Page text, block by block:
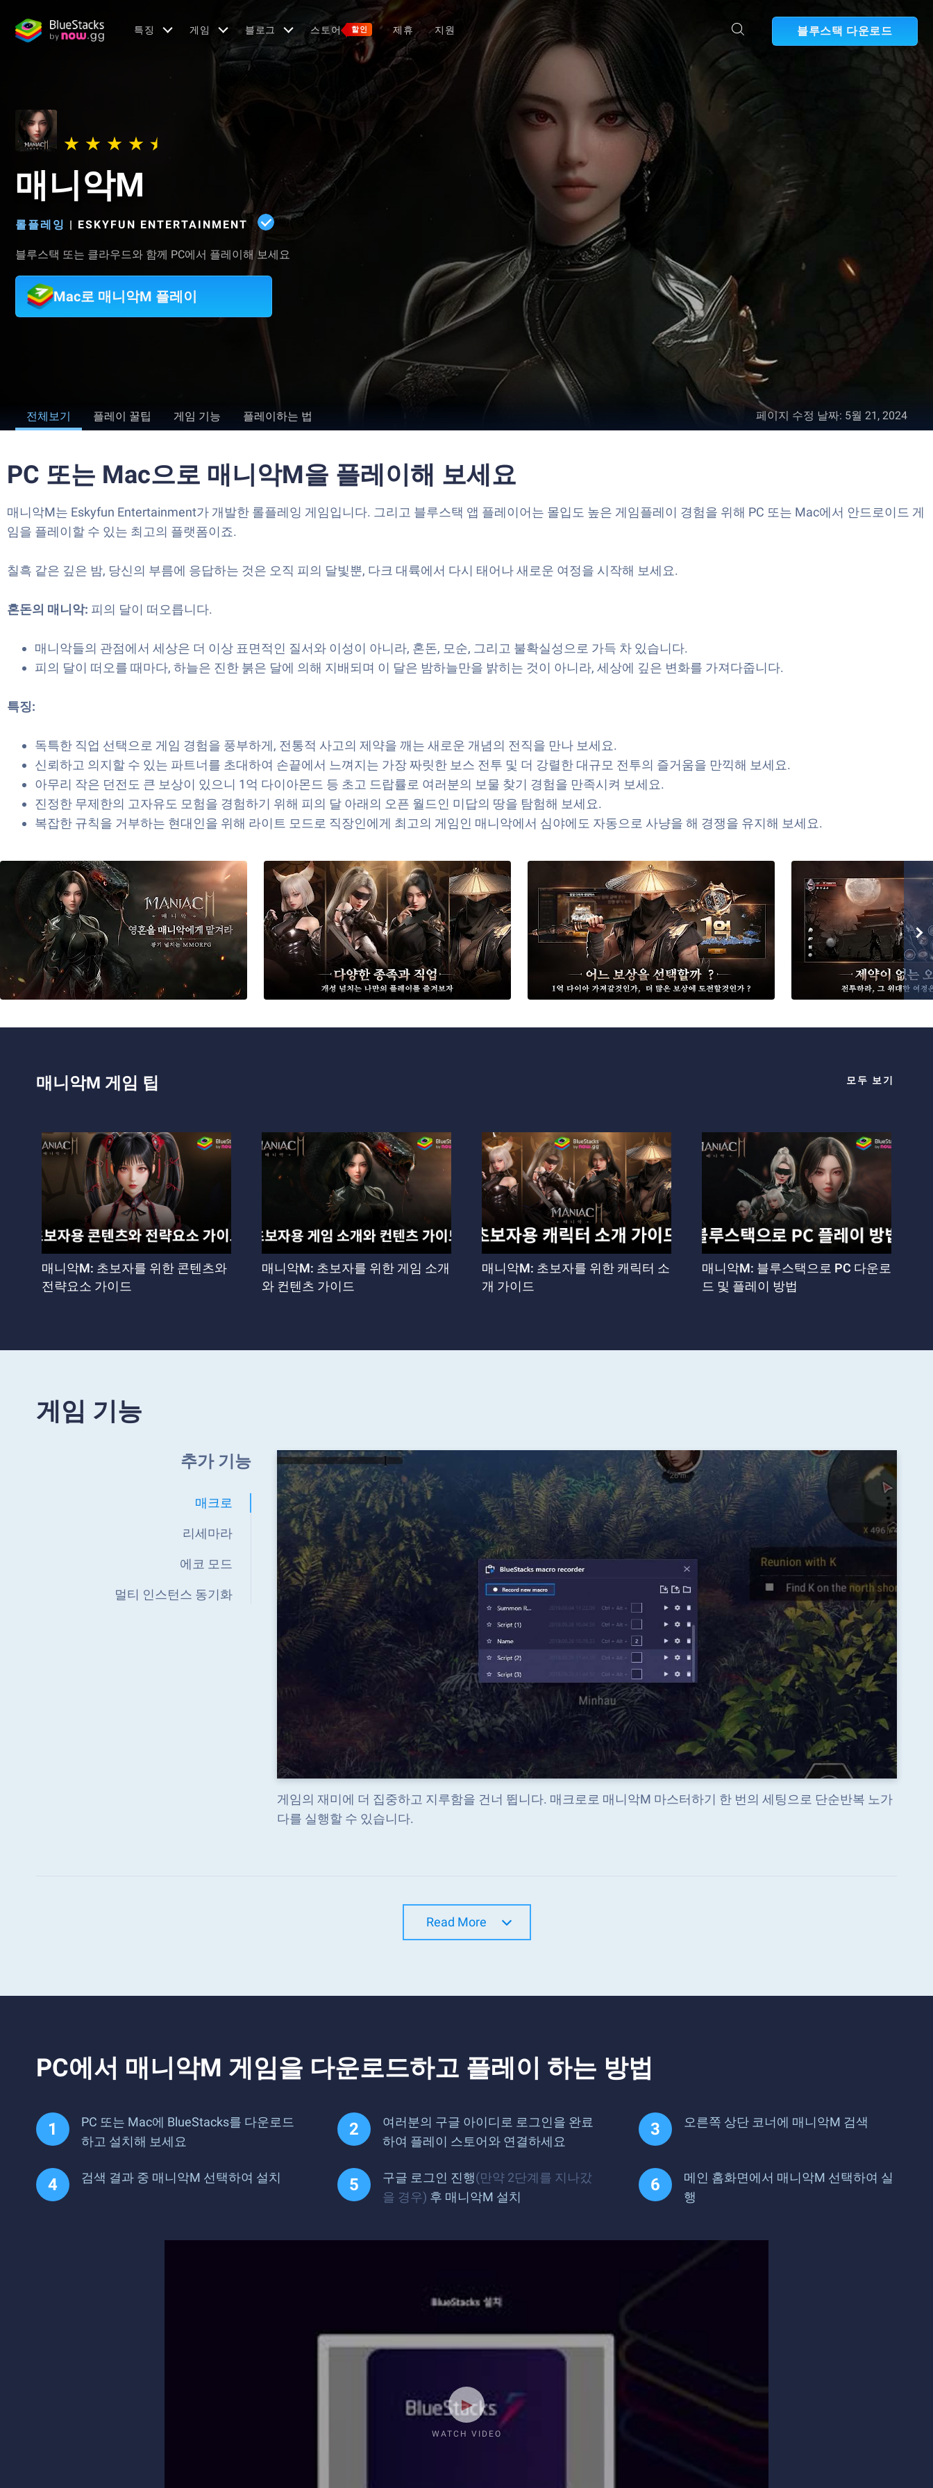
특징 게임 블로그 스토어 할인 제휴 지원 블루스택 다운로드
매니악M
롤플레잉 | ESKYFUN ENTERTAINMENT
블루스택 또는 클라우드와 함께 PC에서 플레이해 보세요
Mac로 매니악M 플레이
전체보기 플레이 꿀팁 게임 기능 플레이하는 법 페이지 수정 날짜: 5월 21, 2024
PC 또는 Mac으로 매니악M을 플레이해 보세요
매니악M는 Eskyfun Entertainment가 개발한 롤플레잉 게임입니다. 그리고 블루스택 앱 플레이어는 몰입도 높은 게임플레이 경험을 위해 PC 또는 Mac에서 안드로이드 게
임을 플레이할 수 있는 최고의 플랫폼이죠.
칠흑 같은 깊은 밤, 당신의 부름에 응답하는 것은 오직 피의 달빛뿐, 다크 대륙에서 다시 태어나 새로운 여정을 시작해 보세요.
혼돈의 매니악: 피의 달이 떠오릅니다.
매니악들의 관점에서 세상은 더 이상 표면적인 질서와 이성이 아니라, 혼돈, 모순, 그리고 불확실성으로 가득 차 있습니다.
피의 달이 떠오를 때마다, 하늘은 진한 붉은 달에 의해 지배되며 이 달은 밤하늘만을 밝히는 것이 아니라, 세상에 깊은 변화를 가져다줍니다.
특징:
독특한 직업 선택으로 게임 경험을 풍부하게, 전통적 사고의 제약을 깨는 새로운 개념의 전직을 만나 보세요.
신뢰하고 의지할 수 있는 파트너를 초대하여 손끝에서 느껴지는 가장 짜릿한 보스 전투 및 더 강렬한 대규모 전투의 즐거움을 만끽해 보세요.
아무리 작은 던전도 큰 보상이 있으니 1억 다이아몬드 등 초고 드랍률로 여러분의 보물 찾기 경험을 만족시켜 보세요.
진정한 무제한의 고자유도 모험을 경험하기 위해 피의 달 아래의 오픈 월드인 미답의 땅을 탐험해 보세요.
복잡한 규칙을 거부하는 현대인을 위해 라이트 모드로 직장인에게 최고의 게임인 매니악에서 심야에도 자동으로 사냥을 해 경쟁을 유지해 보세요.
매니악M 게임 팁 모두 보기
매니악M: 초보자를 위한 콘텐츠와
전략요소 가이드
매니악M: 초보자를 위한 게임 소개
와 컨텐츠 가이드
매니악M: 초보자를 위한 캐릭터 소
개 가이드
매니악M: 블루스택으로 PC 다운로
드 및 플레이 방법
게임 기능
추가 기능
매크로
리세마라
에코 모드
멀티 인스턴스 동기화
게임의 재미에 더 집중하고 지루함을 건너 뜁니다. 매크로로 매니악M 마스터하기 한 번의 세팅으로 단순반복 노가
다를 실행할 수 있습니다.
Read More
PC에서 매니악M 게임을 다운로드하고 플레이 하는 방법
PC 또는 Mac에 BlueStacks를 다운로드
하고 설치해 보세요
여러분의 구글 아이디로 로그인을 완료
하여 플레이 스토어와 연결하세요
오른쪽 상단 코너에 매니악M 검색
검색 결과 중 매니악M 선택하여 설치 구글 로그인 진행(만약 2단계를 지나갔
을 경우) 후 매니악M 설치
메인 홈화면에서 매니악M 선택하여 실
행
WATCH VIDEO